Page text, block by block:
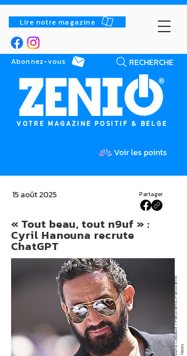
Lire notre magazine
RECHERCHE
Abonnez-vous
VOTRE MAGAZINE POSITIF & BELGE
Voir les points
Partager
15 août 2025
« Tout beau, tout n9uf » :
Cyril Hanouna recrute
ChatGPT
©
C
h
r
y
sl
e
n
C
aill
a
u
d
/
P
a
n
o
r
a
mi
c
/
P
a
n
o
r
a
mi
c
/
P
h
o
t
o
N
e
w